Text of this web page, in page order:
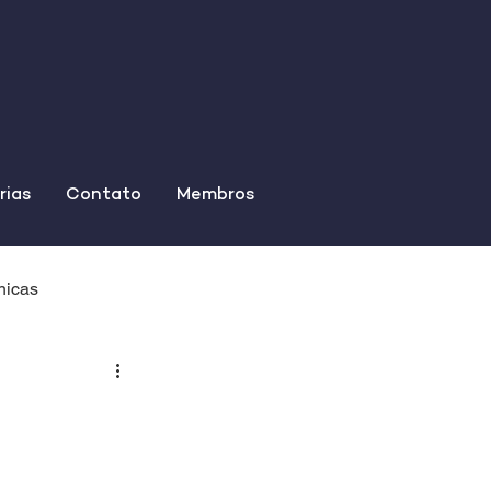
Contato Membros